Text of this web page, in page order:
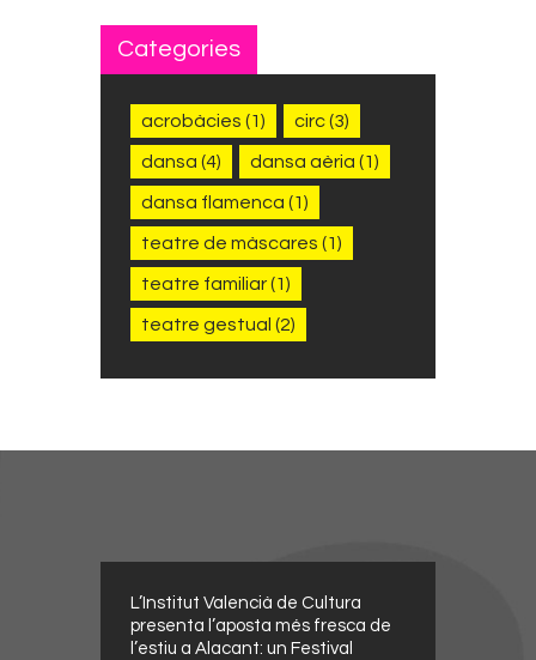
Categories
acrobàcies (1) circ(3)
dansa (4) dansa aèria (1)
dansa flamenca (1)
teatre de màscares (1)
teatre familiar(1)
teatre gestual (2)
L’Institut Valencià de Cultura
presenta l’aposta més fresca de
l’estiu a Alacant: un Festival